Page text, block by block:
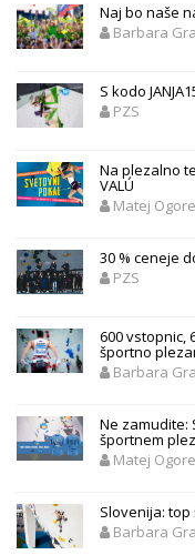
Naj bo naše
Barbara
S kodo
PZS
Na plezalno
VALÚ
Matej
30 % ceneje
PZS
600 vstopnic,
športno
Barbara
Ne zamudite:
športnem
Matej
Slovenija:
Barbara